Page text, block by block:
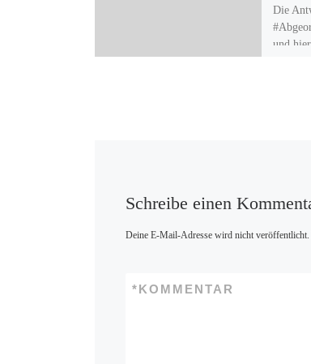
Die
und
Schreibe einen
Deine E-Mail-Adresse wird nicht veröffentlicht.
KOMMENTAR
*